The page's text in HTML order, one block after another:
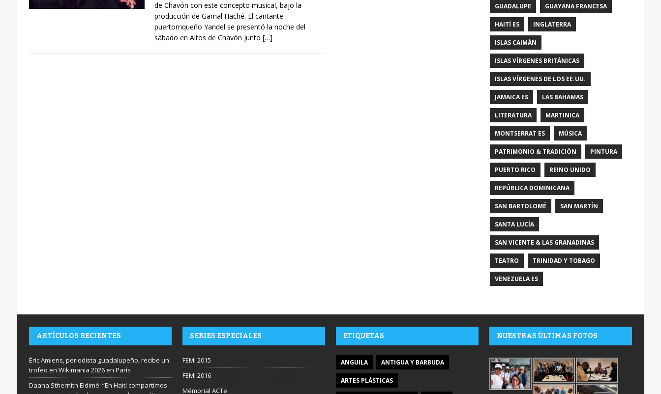
de Chavón con este concepto musical, bajo la
producción de Gamal Haché. El cantante
puertorriqueño Yandel se presentó la noche del
sábado en Altos de Chavón junto […]
GUADALUPE GUAYANA FRANCESA
HAITÍ ES INGLATERRA
ISLAS CAIMÁN
ISLAS VÍRGENES BRITÁNICAS
ISLAS VÍRGENES DE LOS EE.UU.
JAMAICA ES LAS BAHAMAS
LITERATURA MARTINICA
MONTSERRAT ES MÚSICA
PATRIMONIO & TRADICIÓN PINTURA
PUERTO RICO REINO UNIDO
REPÚBLICA DOMINICANA
SAN BARTOLOMÉ SAN MARTÍN
SANTA LUCÍA
SAN VICENTE & LAS GRANADINAS
TEATRO TRINIDAD Y TOBAGO
VENEZUELA ES
ARTÍCULOS RECIENTES
Éric Amiens, periodista guadalupeño, recibe un
trofeo en Wikimania 2026 en París
Daana Sthernith Eldimé: “En Haití compartimos
SERIES ESPECIALES
FEMI 2015
FEMI 2016
Mémorial ACTe
ETIQUETAS
ANGUILA ANTIGUA Y BARBUDA
ARTES PLÁSTICAS
NUESTRAS ÚLTIMAS FOTOS